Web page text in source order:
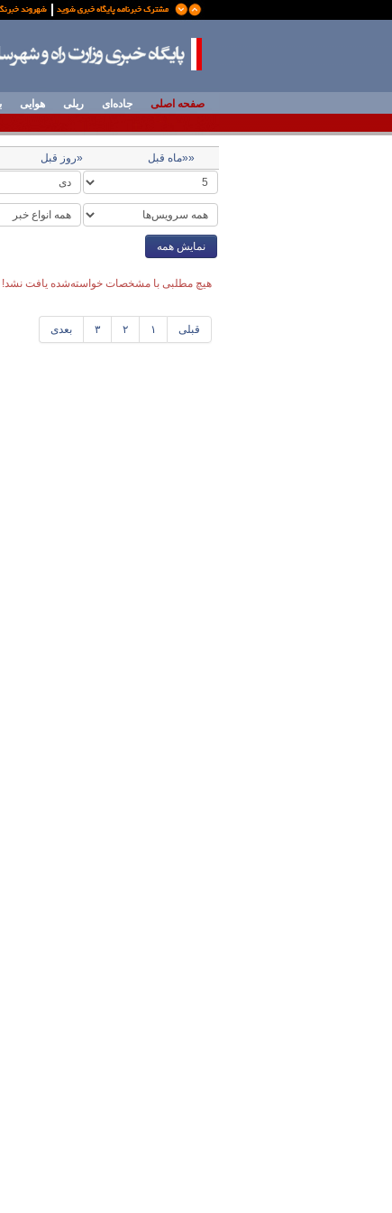
صفحه اصلی جاده‌ای ریلی هوایی
««ماه قبل «روز قبل
نمایش همه
هیچ مطلبی با مشخصات خواسته‌شده یافت نشد!
قبلی ۱ ۲ ۳ بعدی